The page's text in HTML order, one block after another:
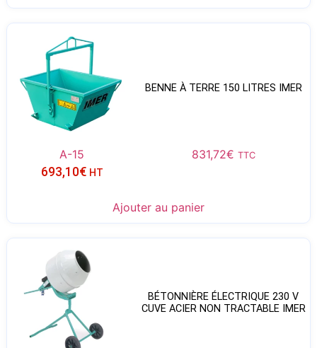
BENNE À TERRE 150 LITRES IMER
A-15 831,72€ TTC
693,10€ HT
Ajouter au panier
BÉTONNIÈRE ÉLECTRIQUE 230 V
CUVE ACIER NON TRACTABLE IMER